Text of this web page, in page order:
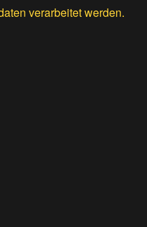
verarbeitet werden.